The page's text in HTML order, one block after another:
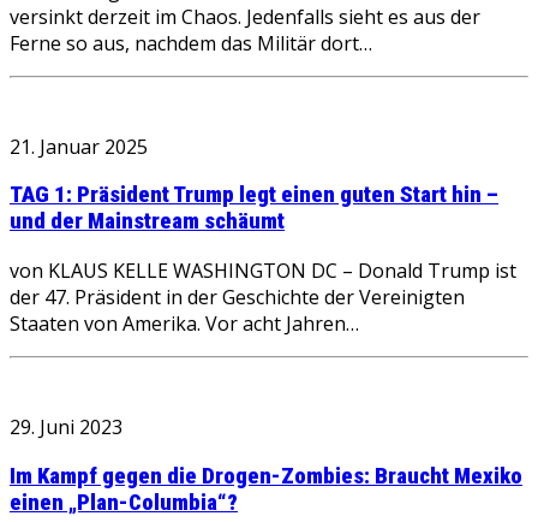
versinkt derzeit im Chaos. Jedenfalls sieht es aus der
Ferne so aus, nachdem das Militär dort…
21. Januar 2025
TAG 1: Präsident Trump legt einen guten Start hin –
und der Mainstream schäumt
von KLAUS KELLE WASHINGTON DC – Donald Trump ist
der 47. Präsident in der Geschichte der Vereinigten
Staaten von Amerika. Vor acht Jahren…
29. Juni 2023
Im Kampf gegen die Drogen-Zombies: Braucht Mexiko
einen „Plan-Columbia“?